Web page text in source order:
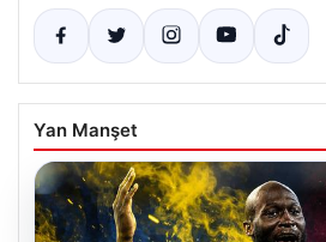
Yan Manşet